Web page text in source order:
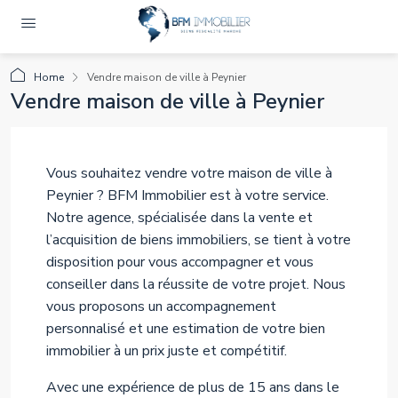
Home Vendre maison de ville à Peynier
Vendre maison de ville à Peynier
Vous souhaitez vendre votre maison de ville à
Peynier ? BFM Immobilier est à votre service.
Notre agence, spécialisée dans la vente et
l’acquisition de biens immobiliers, se tient à votre
disposition pour vous accompagner et vous
conseiller dans la réussite de votre projet. Nous
vous proposons un accompagnement
personnalisé et une estimation de votre bien
immobilier à un prix juste et compétitif.
Avec une expérience de plus de 15 ans dans le